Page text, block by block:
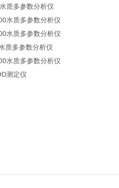
质多参数分析仪
水质多参数分析仪
水质多参数分析仪
质多参数分析仪
水质多参数分析仪
测定仪